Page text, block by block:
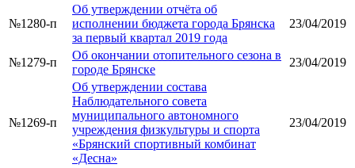
№1280-п
Об утверждении отчёта об
исполнении бюджета города Брянска
за первый квартал 2019 года
23/04/2019
№1279-п
Об окончании отопительного сезона в
городе Брянске
23/04/2019
№1269-п
Об утверждении состава
Наблюдательного совета
муниципального автономного
учреждения физкультуры и спорта
«Брянский спортивный комбинат
«Десна»
23/04/2019